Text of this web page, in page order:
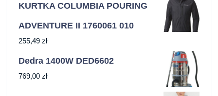
KURTKA COLUMBIA POURING
ADVENTURE II 1760061 010
255,49 zł
Dedra 1400W DED6602
769,00 zł